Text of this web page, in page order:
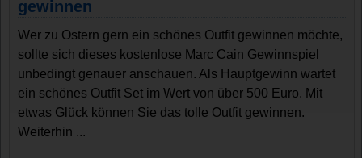
gewinnen
Wer zu Ostern gern ein schönes Outfit gewinnen möchte,
sollte sich dieses kostenlose Marc Cain Gewinnspiel
unbedingt genauer anschauen. Als Hauptgewinn wartet
ein schönes Outfit Set im Wert von über 500 Euro. Mit
etwas Glück können Sie das tolle Outfit gewinnen.
Weiterhin ...